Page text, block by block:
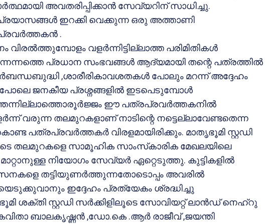
അവതരിപ്പിക്കാന്‍ സേവ്യറിന് സാധിച്ചു.
ഇറക്കി വെക്കുന്ന ഒരു അത്താണി
.
വളര്‍ന്നിട്ടില്ലാത്ത പരിമിതികള്‍
പ്രധാന സംഭവങ്ങള്‍ ആദ്യമായി തന്റെ പത്രത്തില്‍
,ശാരീരികാവശതകള്‍ പോലും മറന്ന് അദ്ദേഹം
ജനകീയ പ്രശ്നങ്ങളില്‍ ഇടപെടുമ്പോള്‍
ഈ പത്രപ്രവര്‍ത്തകനില്‍
വരുന്ന തലമുറകളാണ് നാടിന്റെ നട്ടെല്ലാവേണ്ടതെന്ന
പത്രപ്രവര്‍ത്തകര്‍ വിരളമായിരിക്കും. മാതൃഭൂമി സ്റ്റഡി
തലമുറകളെ സാമൂഹിക സാംസ്‌കാരിക മേഖലയിലെ
നിയോഗം സേവ്യര്‍ ഏറ്റെടുത്തു. കുട്ടികളില്‍
തട്ടിയുണര്‍ത്തുന്നതോടൊപ്പം അവരില്‍
ഇദ്ദേഹം പ്രത്യേകം ശ്രദ്ധിച്ചു
ശക്തി സ്റ്റഡി സര്‍ക്കിളിലൂടെ സോവിയറ്റ് ലാന്‍ഡ് നെഹ്‌റു
ബാലകൃഷ്ണന്‍ ,ഡോ.കെ .ആര്‍ രാജീവ് ,ജയന്തി